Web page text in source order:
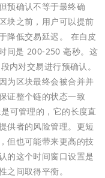
预确认不等于最终确
块之前，用户可以提前
降低交易延迟。 在白皮
间是 200-250 毫秒。这
内对交易进行预确认。
为区块最终会被合并并
证整个链的状态一致
可管理的，它的长度直
供者的风险管理。更短
但也可能带来更高的技
的这个时间窗口设置是
之间取得平衡。